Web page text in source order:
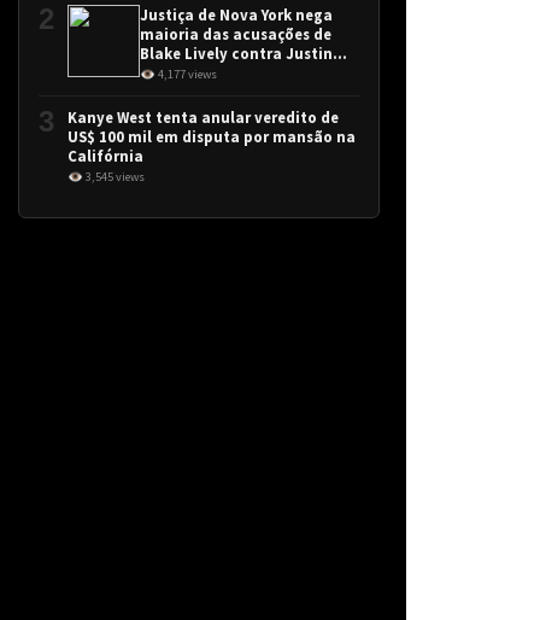
2
Justiça de Nova York nega
maioria das acusações de
Blake Lively contra Justin
Baldoni
👁 4,177 views
3
Kanye West tenta anular veredito de
US$ 100 mil em disputa por mansão na
Califórnia
👁 3,545 views